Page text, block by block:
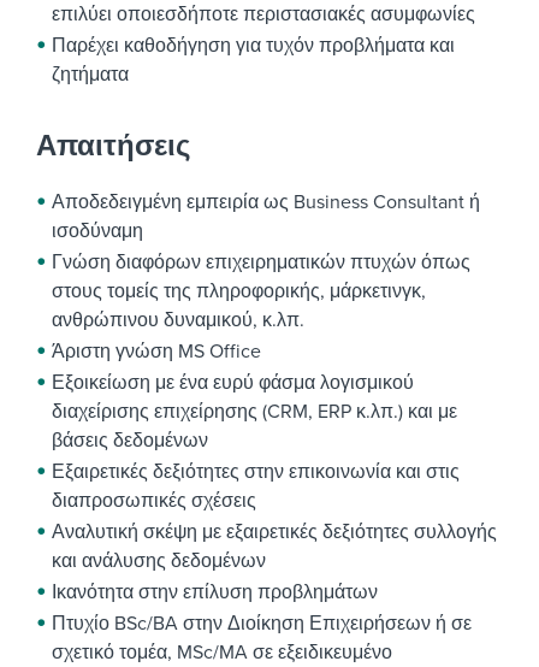
επιλύει οποιεσδήποτε περιστασιακές ασυμφωνίες
Παρέχει καθοδήγηση για τυχόν προβλήματα και
ζητήματα
Απαιτήσεις
Αποδεδειγμένη εμπειρία ως Business Consultant ή
ισοδύναμη
Γνώση διαφόρων επιχειρηματικών πτυχών όπως
στους τομείς της πληροφορικής, μάρκετινγκ,
ανθρώπινου δυναμικού, κ.λπ.
Άριστη γνώση MS Office
Εξοικείωση με ένα ευρύ φάσμα λογισμικού
διαχείρισης επιχείρησης (CRM, ERP κ.λπ.) και με
βάσεις δεδομένων
Εξαιρετικές δεξιότητες στην επικοινωνία και στις
διαπροσωπικές σχέσεις
Αναλυτική σκέψη με εξαιρετικές δεξιότητες συλλογής
και ανάλυσης δεδομένων
Ικανότητα στην επίλυση προβλημάτων
Πτυχίο BSc/BA στην Διοίκηση Επιχειρήσεων ή σε
σχετικό τομέα, MSc/MA σε εξειδικευμένο